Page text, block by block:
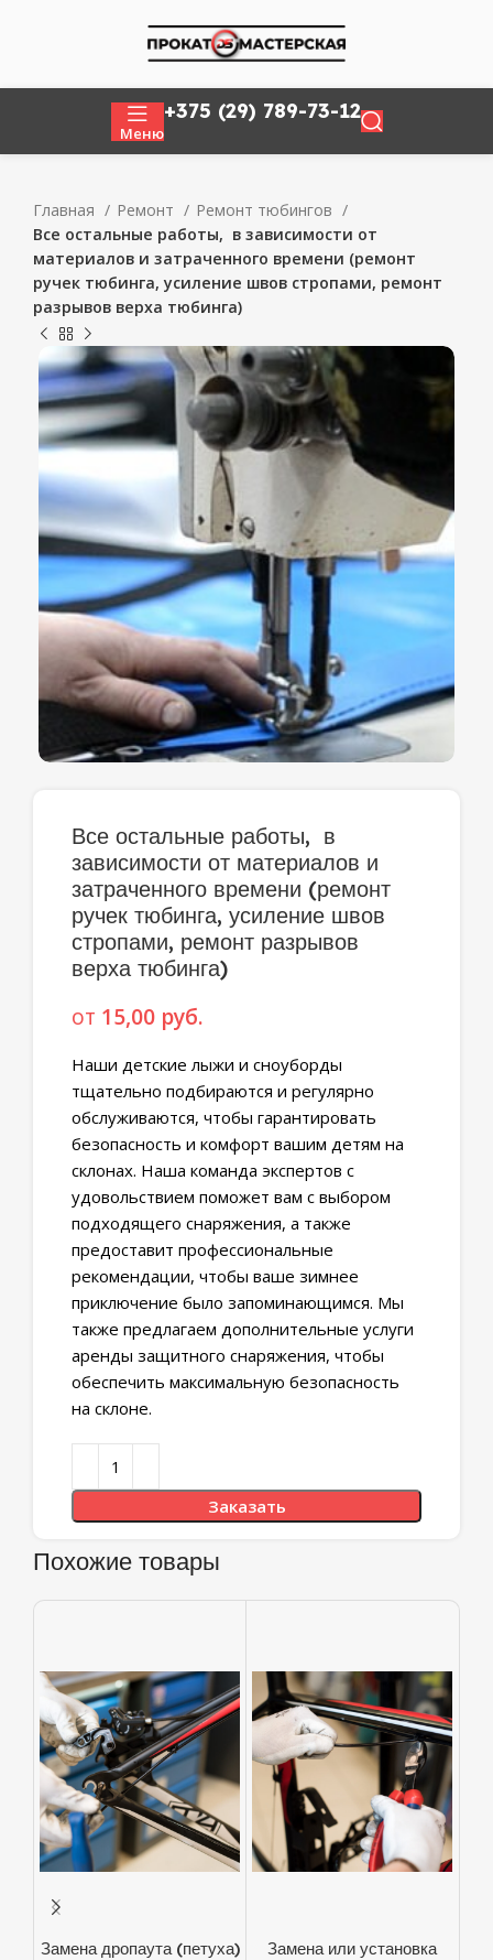
Меню
+375 (29) 789-73-12
Главная Ремонт
Ремонт тюбингов
Все остальные работы, в зависимости от
материалов и затраченного времени (ремонт
ручек тюбинга, усиление швов стропами, ремонт
разрывов верха тюбинга)
Все остальные работы, в
зависимости от материалов и
затраченного времени (ремонт
ручек тюбинга, усиление швов
стропами, ремонт разрывов
верха тюбинга)
от 15,00 руб.
Наши детские лыжи и сноуборды
тщательно подбираются и регулярно
обслуживаются, чтобы гарантировать
безопасность и комфорт вашим детям на
склонах. Наша команда экспертов с
удовольствием поможет вам с выбором
подходящего снаряжения, а также
предоставит профессиональные
рекомендации, чтобы ваше зимнее
приключение было запоминающимся. Мы
также предлагаем дополнительные услуги
аренды защитного снаряжения, чтобы
обеспечить максимальную безопасность
на склоне.
Заказать
Похожие товары
Замена дропаута (петуха)
Замена или установка